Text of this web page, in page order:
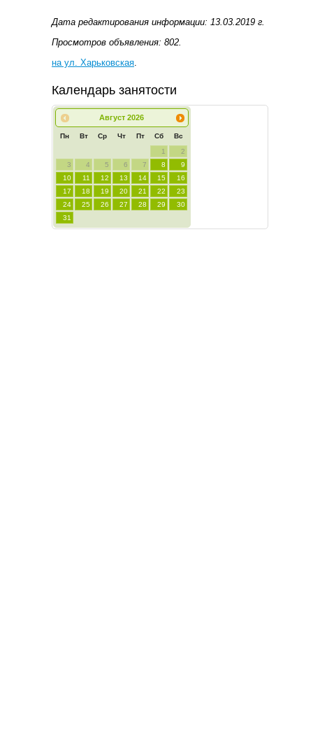
Дата редактирования информации: 13.03.2019 г.
Просмотров объявления: 802.
на ул. Харьковская
Календарь занятости
Август 2026
Пн Вт Ср Чт Пт Сб Вс
1
2
3
4 5 6 7 8
9
10
11 12 13 14 15
16
17
18 19 20 21 22
23
24
25 26 27 28 29
30
31